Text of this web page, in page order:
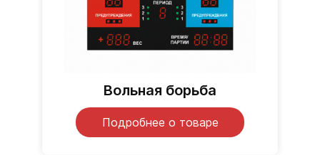
Вольная борьба
Подробнее о товаре